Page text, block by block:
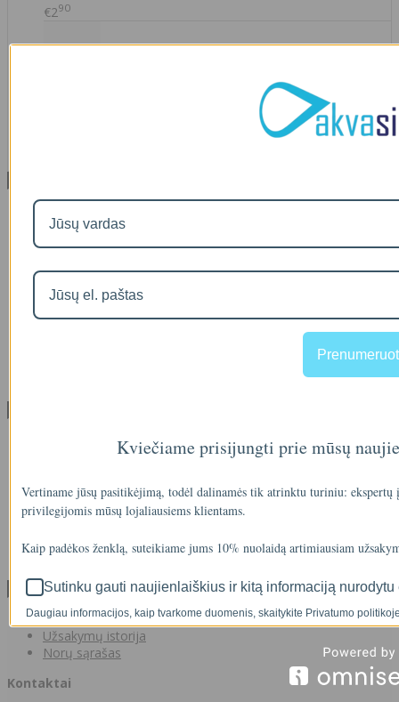
€290
IŠMANAUS VANDENS NUOTĖKIO DETEKTORIAUS PRIEDAS
Prekių pristatymas
Prekių grąžinimas
Garantijos
NEMOKAMI VANDENS TYRIMAI
Prekės su nuolaida
Prekių grąžinimai
Partnerystės programa
Svetainės medis
Kontaktai
Klientams
Klientams
Užsakymų istorija
Norų sąrašas
Kontaktai
Kviečiame prisijungti prie mūsų
Vertiname jūsų pasitikėjimą, todėl dalinamės tik atrinktu turiniu:
privilegijomis mūsų lojaliausiems klientams.
Kaip padėkos ženklą, suteikiame jums 10% nuolaidą artimiausiam
Sutinku gauti naujienlaiškius ir kitą informaciją
Daugiau informacijos, kaip tvarkome duomenis, skaitykite Privatumo